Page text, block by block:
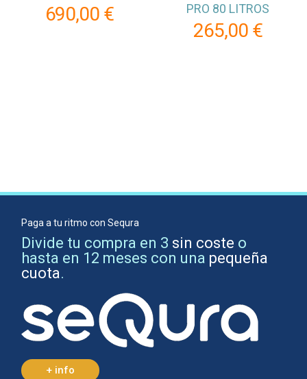
690,00 €
PRO 80 LITROS
265,00 €
Paga a tu ritmo con Sequra
Divide tu compra en 3 sin coste o
hasta en 12 meses con una pequeña
cuota.
+ info